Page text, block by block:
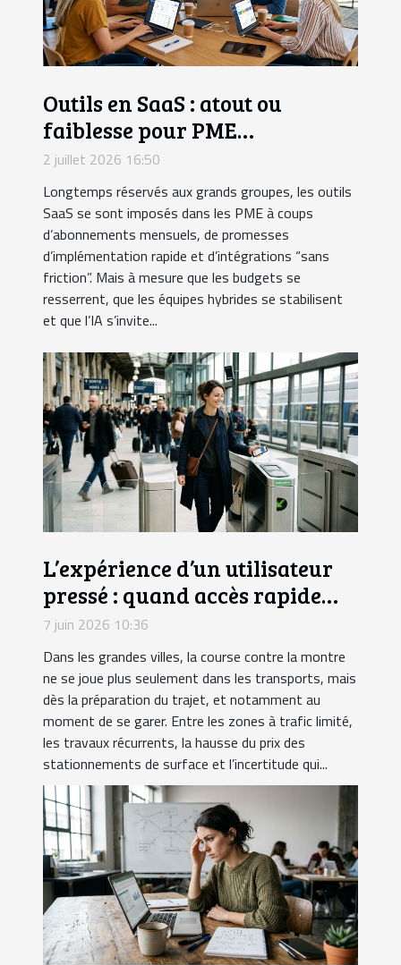
Outils en SaaS : atout ou
faiblesse pour PME
ambitieuses ?
2 juillet 2026 16:50
Longtemps réservés aux grands groupes, les outils
SaaS se sont imposés dans les PME à coups
d’abonnements mensuels, de promesses
d’implémentation rapide et d’intégrations “sans
friction”. Mais à mesure que les budgets se
resserrent, que les équipes hybrides se stabilisent
et que l’IA s’invite...
L’expérience d’un utilisateur
pressé : quand accès rapide
rime avec sérénité
7 juin 2026 10:36
Dans les grandes villes, la course contre la montre
ne se joue plus seulement dans les transports, mais
dès la préparation du trajet, et notamment au
moment de se garer. Entre les zones à trafic limité,
les travaux récurrents, la hausse du prix des
stationnements de surface et l’incertitude qui...